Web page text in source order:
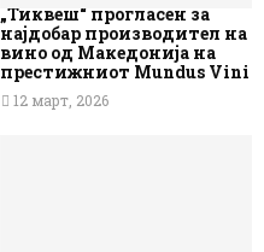
„Тиквеш“ прогласен за
најдобар производител на
вино од Македонија на
престижниот Mundus Vini
12 март, 2026